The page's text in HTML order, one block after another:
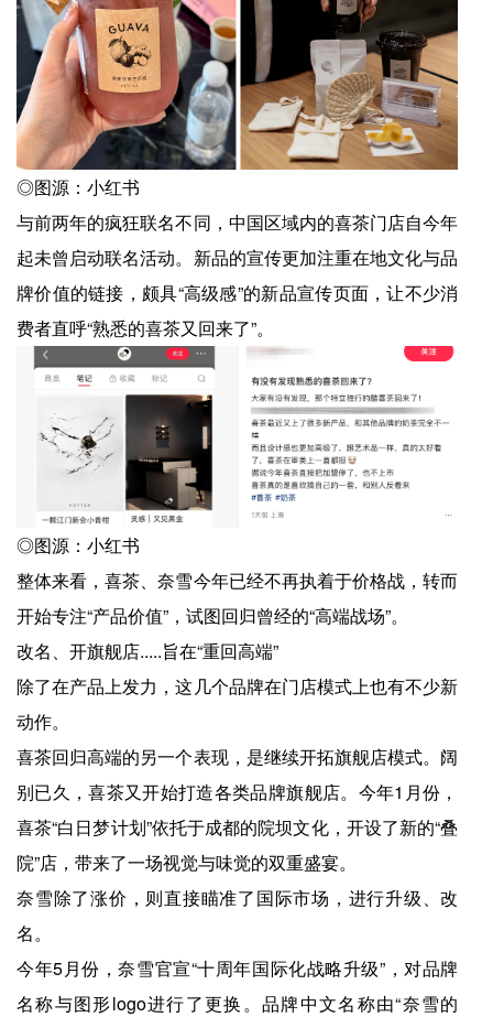
◎图源：小红书
与前两年的疯狂联名不同，中国区域内的喜茶门店自今年
起未曾启动联名活动。新品的宣传更加注重在地文化与品
牌价值的链接，颇具“高级感”的新品宣传页面，让不少消
费者直呼“熟悉的喜茶又回来了”。
◎图源：小红书
整体来看，喜茶、奈雪今年已经不再执着于价格战，转而
开始专注“产品价值”，试图回归曾经的“高端战场”。
改名、开旗舰店.....旨在“重回高端”
除了在产品上发力，这几个品牌在门店模式上也有不少新
动作。
喜茶回归高端的另一个表现，是继续开拓旗舰店模式。阔
别已久，喜茶又开始打造各类品牌旗舰店。今年1月份，
喜茶“白日梦计划”依托于成都的院坝文化，开设了新的“叠
院”店，带来了一场视觉与味觉的双重盛宴。
奈雪除了涨价，则直接瞄准了国际市场，进行升级、改
名。
今年5月份，奈雪官宣“十周年国际化战略升级”，对品牌
名称与图形logo进行了更换。品牌中文名称由“奈雪的